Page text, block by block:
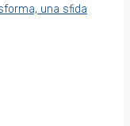
una sfida